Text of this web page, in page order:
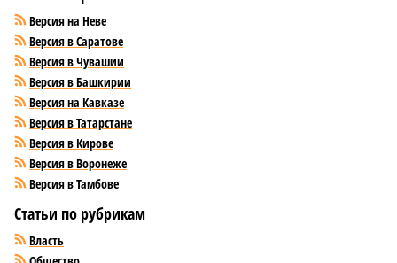
Версия на Неве
Версия в Саратове
Версия в Чувашии
Версия в Башкирии
Версия на Кавказе
Версия в Татарстане
Версия в Кирове
Версия в Воронеже
Версия в Тамбове
Статьи по рубрикам
Власть